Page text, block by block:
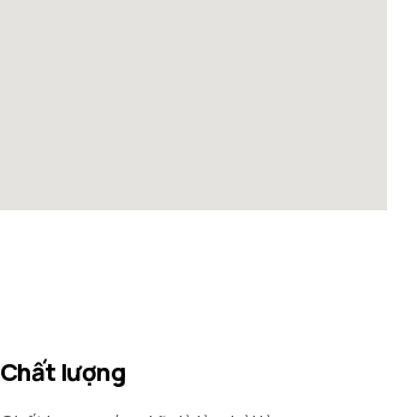
Chất lượng